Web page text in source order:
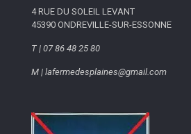
4 RUE DU SOLEIL LEVANT
45390 ONDREVILLE-SUR-ESSONNE
T | 07 86 48 25 80
M | lafermedesplaines@gmail.com